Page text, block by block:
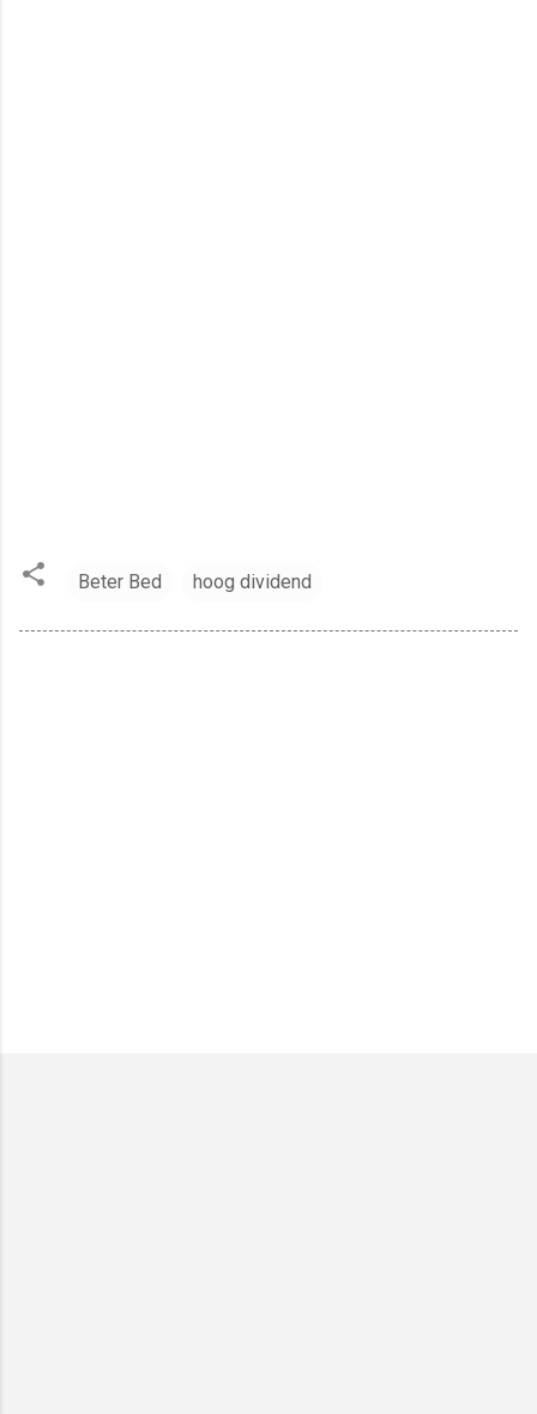
Beter Bed hoog dividend